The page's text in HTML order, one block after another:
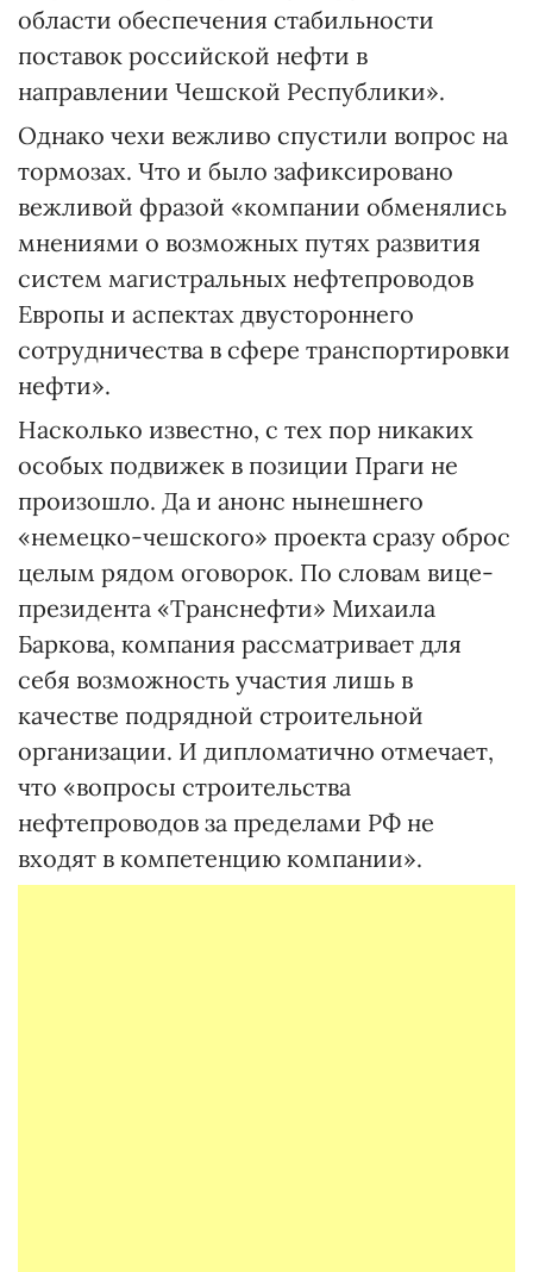
области обеспечения стабильности
поставок российской нефти в
направлении Чешской Республики».
Однако чехи вежливо спустили вопрос на
тормозах. Что и было зафиксировано
вежливой фразой «компании обменялись
мнениями о возможных путях развития
систем магистральных нефтепроводов
Европы и аспектах двустороннего
сотрудничества в сфере транспортировки
нефти».
Насколько известно, с тех пор никаких
особых подвижек в позиции Праги не
произошло. Да и анонс нынешнего
«немецко-чешского» проекта сразу оброс
целым рядом оговорок. По словам вице-
президента «Транснефти» Михаила
Баркова, компания рассматривает для
себя возможность участия лишь в
качестве подрядной строительной
организации. И дипломатично отмечает,
что «вопросы строительства
нефтепроводов за пределами РФ не
входят в компетенцию компании».